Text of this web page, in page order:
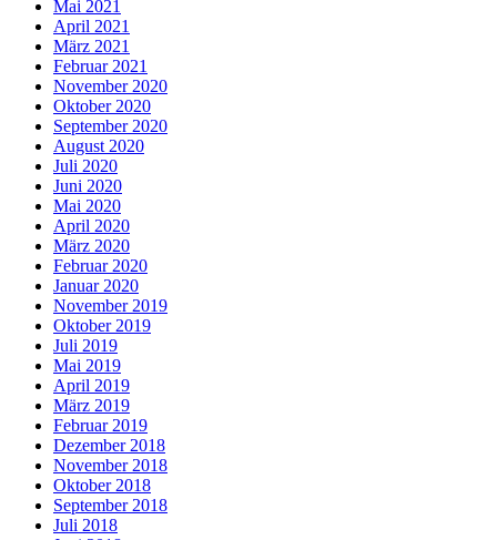
Mai 2021
April 2021
März 2021
Februar 2021
November 2020
Oktober 2020
September 2020
August 2020
Juli 2020
Juni 2020
Mai 2020
April 2020
März 2020
Februar 2020
Januar 2020
November 2019
Oktober 2019
Juli 2019
Mai 2019
April 2019
März 2019
Februar 2019
Dezember 2018
November 2018
Oktober 2018
September 2018
Juli 2018